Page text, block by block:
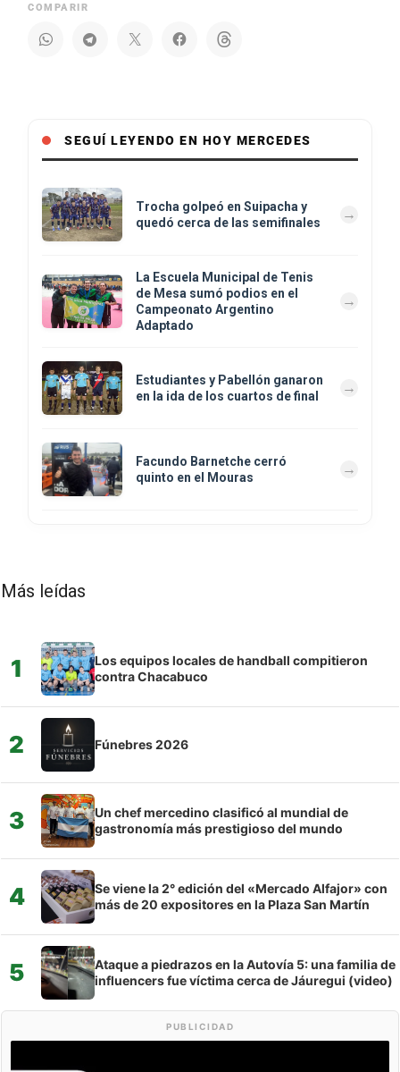
COMPARIR
SEGUÍ LEYENDO EN HOY MERCEDES
Trocha golpeó en Suipacha y
quedó cerca de las semifinales
La Escuela Municipal de Tenis
de Mesa sumó podios en el
Campeonato Argentino
Adaptado
Estudiantes y Pabellón ganaron
en la ida de los cuartos de final
Facundo Barnetche cerró
quinto en el Mouras
Más leídas
1
Los equipos locales de handball compitieron
contra Chacabuco
2 Fúnebres 2026
3
Un chef mercedino clasificó al mundial de
gastronomía más prestigioso del mundo
4
Se viene la 2° edición del «Mercado Alfajor» con
más de 20 expositores en la Plaza San Martín
5
Ataque a piedrazos en la Autovía 5: una familia de
influencers fue víctima cerca de Jáuregui (video)
PUBLICIDAD